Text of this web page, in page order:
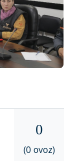
0
(0 ovoz)